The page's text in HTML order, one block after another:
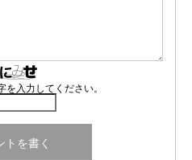
入力してください。